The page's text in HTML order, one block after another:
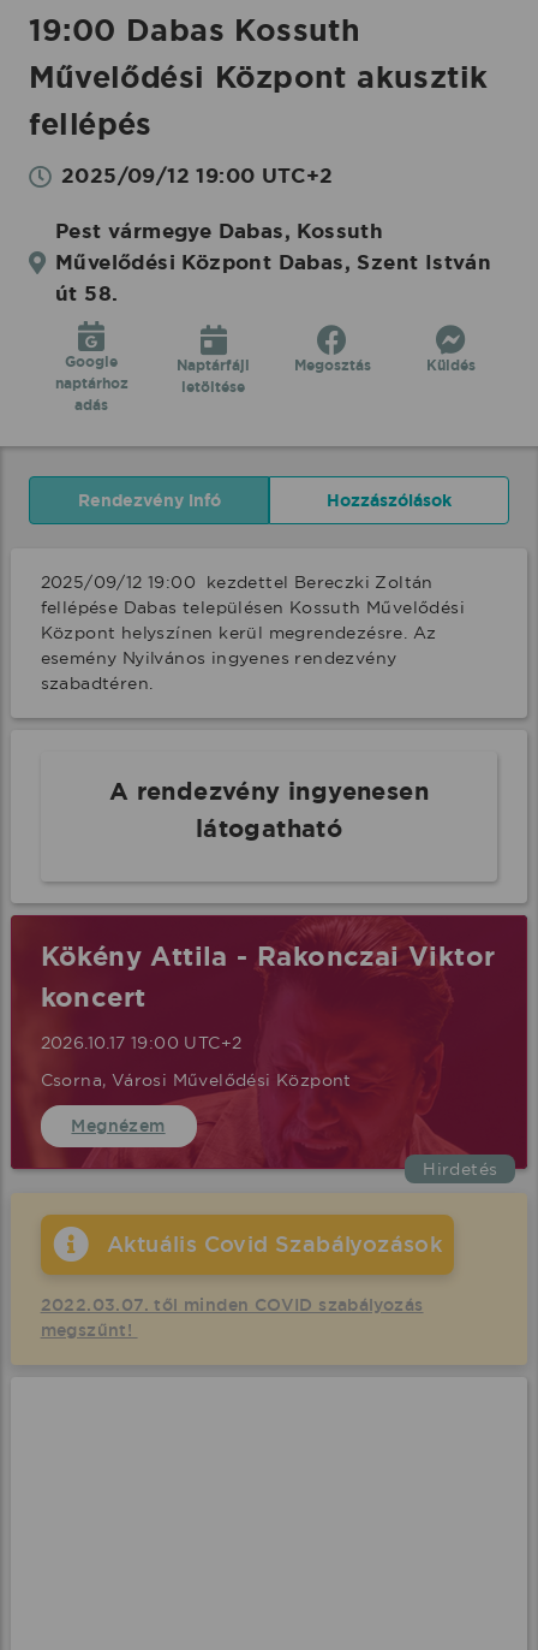
19:00 Dabas Kossuth
Művelődési Központ akusztik
fellépés
2025/09/12 19:00 UTC+2
Pest vármegye Dabas, Kossuth
Művelődési Központ Dabas, Szent István
út 58.
Google
naptárhoz
adás
Naptárfájl
letöltése
Megosztás Küldés
Rendezvény infó Hozzászólások
2025/09/12 19:00  kezdettel Bereczki Zoltán
fellépése Dabas településen Kossuth Művelődési
Központ helyszínen kerül megrendezésre. Az
esemény Nyilvános ingyenes rendezvény
szabadtéren.
A rendezvény ingyenesen
látogatható
Hirdetés
Kökény Attila - Rakonczai Viktor
koncert
2026.10.17 19:00 UTC+2
Csorna, Városi Művelődési Központ
Megnézem
Aktuális Covid Szabályozások
2022.03.07. től minden COVID szabályozás
megszűnt!